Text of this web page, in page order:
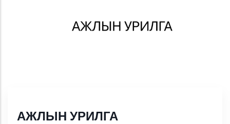
АЖЛЫН УРИЛГА